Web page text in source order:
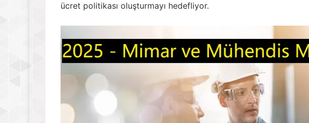
ücret politikası oluşturmayı hedefliyor.